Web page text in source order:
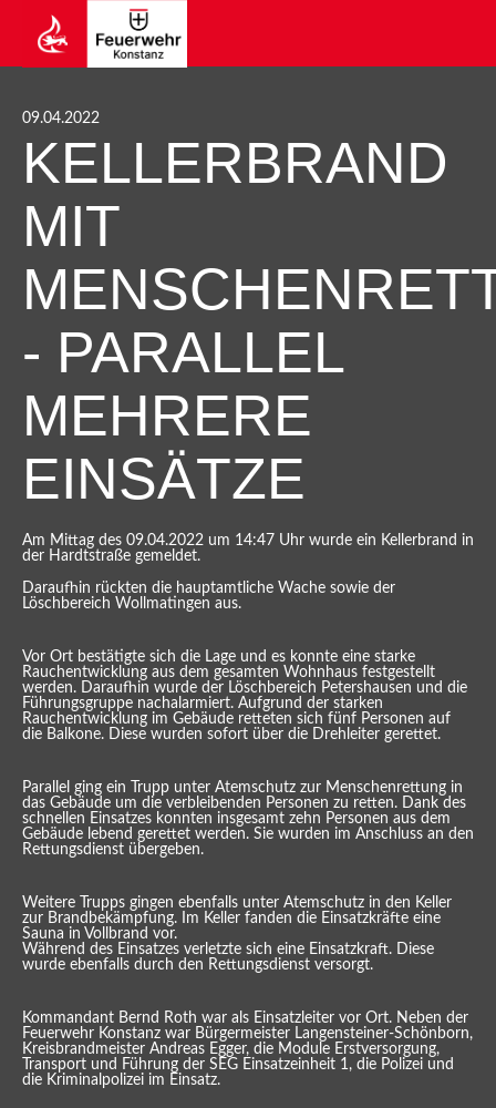
09.04.2022
KELLERBRAND
MIT
- PARALLEL
MEHRERE
EINSÄTZE
Am Mittag des 09.04.2022 um 14:47 Uhr wurde ein Kellerbrand in
der Hardtstraße gemeldet.
Daraufhin rückten die hauptamtliche Wache sowie der
Löschbereich Wollmatingen aus.
Vor Ort bestätigte sich die Lage und es konnte eine starke
Rauchentwicklung aus dem gesamten Wohnhaus festgestellt
werden. Daraufhin wurde der Löschbereich Petershausen und die
Führungsgruppe nachalarmiert. Aufgrund der starken
Rauchentwicklung im Gebäude retteten sich fünf Personen auf
die Balkone. Diese wurden sofort über die Drehleiter gerettet.
Parallel ging ein Trupp unter Atemschutz zur Menschenrettung in
das Gebäude um die verbleibenden Personen zu retten. Dank des
schnellen Einsatzes konnten insgesamt zehn Personen aus dem
Gebäude lebend gerettet werden. Sie wurden im Anschluss an den
Rettungsdienst übergeben.
Weitere Trupps gingen ebenfalls unter Atemschutz in den Keller
zur Brandbekämpfung. Im Keller fanden die Einsatzkräfte eine
Sauna in Vollbrand vor.
Während des Einsatzes verletzte sich eine Einsatzkraft. Diese
wurde ebenfalls durch den Rettungsdienst versorgt.
Kommandant Bernd Roth war als Einsatzleiter vor Ort. Neben der
Feuerwehr Konstanz war Bürgermeister Langensteiner-Schönborn,
Kreisbrandmeister Andreas Egger, die Module Erstversorgung,
Transport und Führung der SEG Einsatzeinheit 1, die Polizei und
die Kriminalpolizei im Einsatz.